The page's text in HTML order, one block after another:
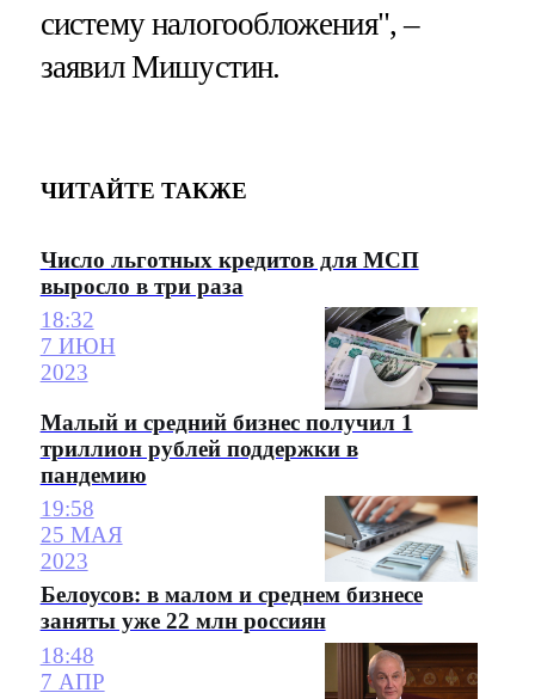
систему налогообложения", –
заявил Мишустин.
ЧИТАЙТЕ ТАКЖЕ
Число льготных кредитов для МСП
выросло в три раза
18:32
7 ИЮН
2023
Малый и средний бизнес получил 1
триллион рублей поддержки в
пандемию
19:58
25 МАЯ
2023
Белоусов: в малом и среднем бизнесе
заняты уже 22 млн россиян
18:48
7 АПР